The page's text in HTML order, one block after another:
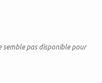
semble pas disponible pour